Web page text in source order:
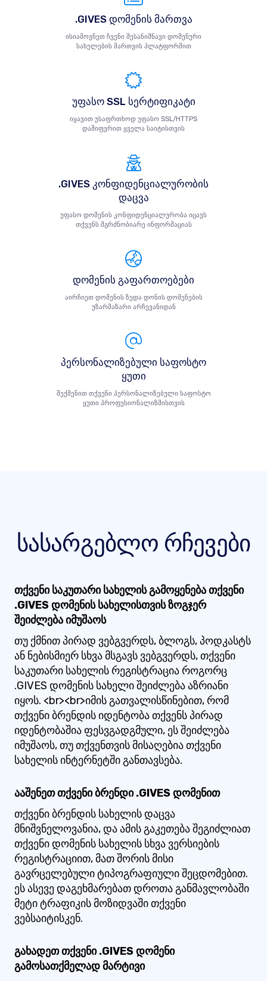
.GIVES დომენის მართვა
ისიამოვნეთ ჩვენი შესანიშნავი დომენური
სახელების მართვის პლატფორმით
უფასო SSL სერტიფიკატი
იყავით უსაფრთხოდ უფასო SSL/HTTPS
დაშიფვრით ყველა საიტისთვის
.GIVES კონფიდენციალურობის
დაცვა
უფასო დომენის კონფიდენციალურობა იცავს
თქვენს მგრძნობიარე ინფორმაციას
დომენის გაფართოებები
აირჩიეთ დომენის ზედა დონის დომენების
უზარმაზარი არჩევანიდან
პერსონალიზებული საფოსტო
ყუთი
შექმენით თქვენი პერსონალიზებული საფოსტო
ყუთი პროფესიონალიზმისთვის
სასარგებლო რჩევები
თქვენი საკუთარი სახელის გამოყენება თქვენი
.GIVES დომენის სახელისთვის ზოგჯერ
შეიძლება იმუშაოს
თუ ქმნით პირად ვებგვერდს, ბლოგს, პოდკასტს
ან ნებისმიერ სხვა მსგავს ვებგვერდს, თქვენი
საკუთარი სახელის რეგისტრაცია როგორც
.GIVES დომენის სახელი შეიძლება აზრიანი
იყოს. <br><br>იმის გათვალისწინებით, რომ
თქვენი ბრენდის იდენტობა თქვენს პირად
იდენტობაშია ფესვგადგმული, ეს შეიძლება
იმუშაოს, თუ თქვენთვის მისაღებია თქვენი
სახელის ინტერნეტში განთავსება.
ააშენეთ თქვენი ბრენდი .GIVES დომენით
თქვენი ბრენდის სახელის დაცვა
მნიშვნელოვანია, და ამის გაკეთება შეგიძლიათ
თქვენი დომენის სახელის სხვა ვერსიების
რეგისტრაციით, მათ შორის მისი
გავრცელებული ტიპოგრაფიული შეცდომებით.
ეს ასევე დაგეხმარებათ დროთა განმავლობაში
მეტი ტრაფიკის მოზიდვაში თქვენი
ვებსაიტისკენ.
გახადეთ თქვენი .GIVES დომენი
გამოსათქმელად მარტივი